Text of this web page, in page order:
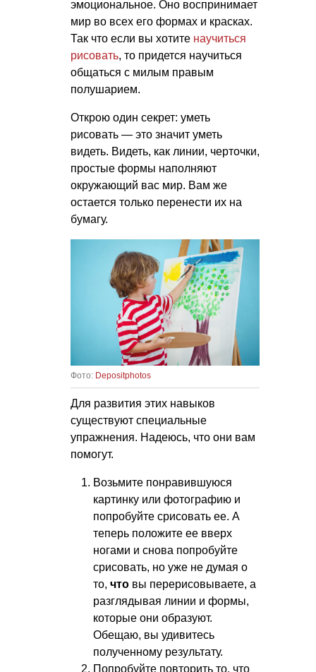
эмоциональное. Оно воспринимает
мир во всех его формах и красках.
Так что если вы хотите научиться
рисовать, то придется научиться
общаться с милым правым
полушарием.
Открою один секрет: уметь
рисовать — это значит уметь
видеть. Видеть, как линии, черточки,
простые формы наполняют
окружающий вас мир. Вам же
остается только перенести их на
бумагу.
Фото: Depositphotos
Для развития этих навыков
существуют специальные
упражнения. Надеюсь, что они вам
помогут.
Возьмите понравившуюся
картинку или фотографию и
попробуйте срисовать ее. А
теперь положите ее вверх
ногами и снова попробуйте
срисовать, но уже не думая о
то, что вы перерисовываете, а
разглядывая линии и формы,
которые они образуют.
Обещаю, вы удивитесь
полученному результату.
Попробуйте повторить то, что